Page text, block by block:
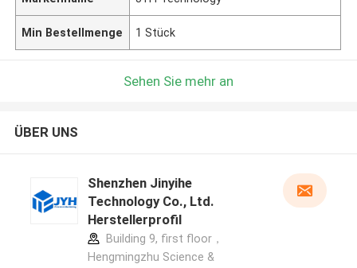
Min Bestellmenge 1 Stück
Sehen Sie mehr an
ÜBER UNS
Shenzhen Jinyihe
Technology Co., Ltd.
Herstellerprofil
Building 9, first floor，
Hengmingzhu Science &